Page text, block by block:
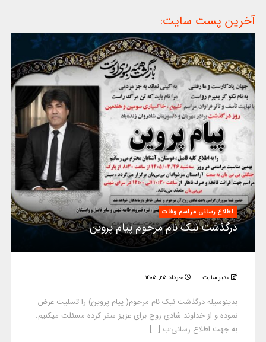
آخرین پست سایت:
اطلاع رسانی مراسم وفات
درگذشت نیک نام مرحوم پیام پروین
مدیر سایت خرداد ۲۵, ۱۴۰۵
بدینوسیله درگذشت نیک نام مرحوم( پیام پروین) را تسلیت عرض
نموده و از خداوند شادی روح برای عزیز سفر کرده مسئلت میکنیم.
به جهت اطلاع رسانی:ب [...]